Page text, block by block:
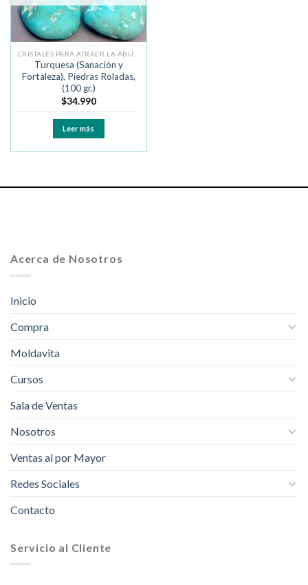
Turquesa (Sanación y
Fortaleza), Piedras Roladas,
(100 gr.)
$34.990
Leer más
Acerca de Nosotros
Inicio
Compra
Moldavita
Cursos
Sala de Ventas
Nosotros
Ventas al por Mayor
Redes Sociales
Contacto
Servicio al Cliente